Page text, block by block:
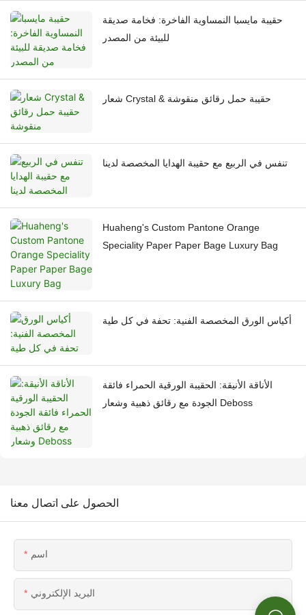
حقيبة مايسبا النمساوية الفاخرة: فخامة صديقة
للبيئة من المصدر
شعار Crystal & حقيبة حمل رقائق منقوشة
تنفس في الربيع مع حقيبة الهدايا المخصصة لدينا
Huaheng's Custom Pantone Orange
Speciality Paper Paper Bage Luxury Bag
أكياس الورق المخصصة الفنية: تحفة في كل طية
الأناقة الأنيقة: الحقيبة الورقية الحمراء فائقة
الجودة مع رقائق ذهبية وشعار Deboss
الحصول على اتصال معنا
اسم
البريد الإلكتروني